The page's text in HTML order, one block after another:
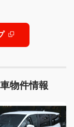
物件情報